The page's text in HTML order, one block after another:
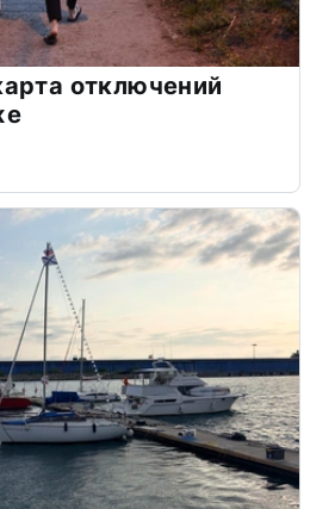
отключений